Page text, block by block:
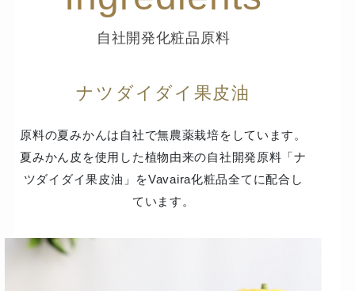
自社開発化粧品原料
ナツダイダイ果皮油
原料の夏みかんは自社で無農薬栽培をしています。
夏みかん皮を使用した植物由来の自社開発原料「ナ
ツダイダイ果皮油」をVavaira化粧品全てに配合し
ています。